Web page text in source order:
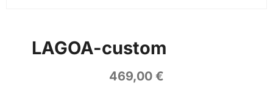
LAGOA-custom
469,00 €